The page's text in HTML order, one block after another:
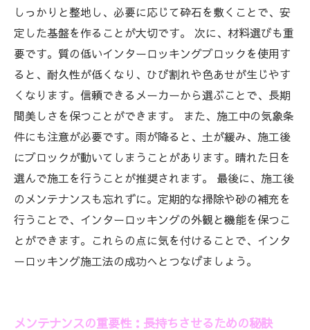
しっかりと整地し、必要に応じて砕石を敷くことで、安
定した基盤を作ることが大切です。 次に、材料選びも重
要です。質の低いインターロッキングブロックを使用す
ると、耐久性が低くなり、ひび割れや色あせが生じやす
くなります。信頼できるメーカーから選ぶことで、長期
間美しさを保つことができます。 また、施工中の気象条
件にも注意が必要です。雨が降ると、土が緩み、施工後
にブロックが動いてしまうことがあります。晴れた日を
選んで施工を行うことが推奨されます。 最後に、施工後
のメンテナンスも忘れずに。定期的な掃除や砂の補充を
行うことで、インターロッキングの外観と機能を保つこ
とができます。これらの点に気を付けることで、インタ
ーロッキング施工法の成功へとつなげましょう。
メンテナンスの重要性：長持ちさせるための秘訣